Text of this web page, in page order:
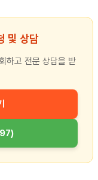
및 상담
하고 전문 상담을 받